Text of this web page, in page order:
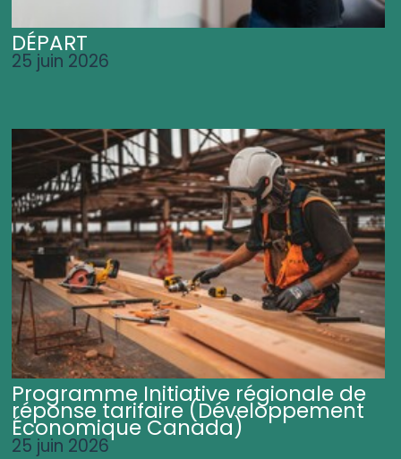
DÉPART
25 juin 2026
Programme Initiative régionale de
réponse tarifaire (Développement
Économique Canada)
25 juin 2026